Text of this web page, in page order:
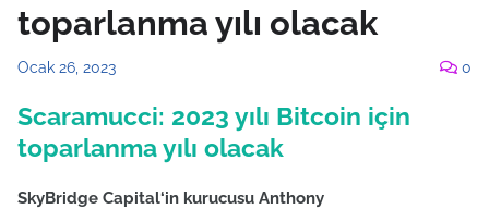
toparlanma yılı olacak
Ocak 26, 2023 0
Scaramucci: 2023 yılı Bitcoin için
toparlanma yılı olacak
SkyBridge Capital‘in kurucusu Anthony